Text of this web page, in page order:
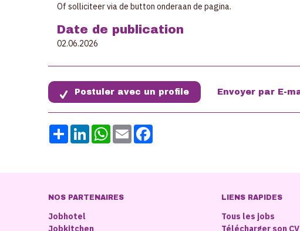
Of solliciteer via de button onderaan de pagina.
Date de publication
02.06.2026
Share LinkedInWhatsApp
Email
NOS PARTENAIRES
Jobhotel
Jobkitchen
LIENS RAPIDES
Tous les jobs
Télécharger son CV